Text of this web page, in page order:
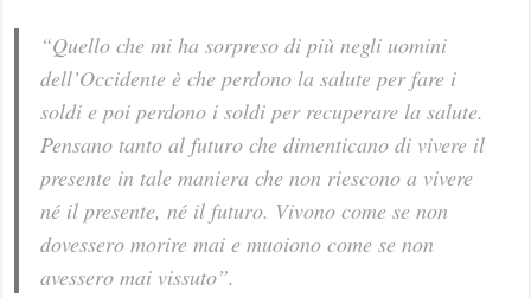
“Quello che mi ha sorpreso di più negli uomini
dell’Occidente è che perdono la salute per fare i
soldi e poi perdono i soldi per recuperare la salute.
Pensano tanto al futuro che dimenticano di vivere il
presente in tale maniera che non riescono a vivere
né il presente, né il futuro. Vivono come se non
dovessero morire mai e muoiono come se non
avessero mai vissuto”.